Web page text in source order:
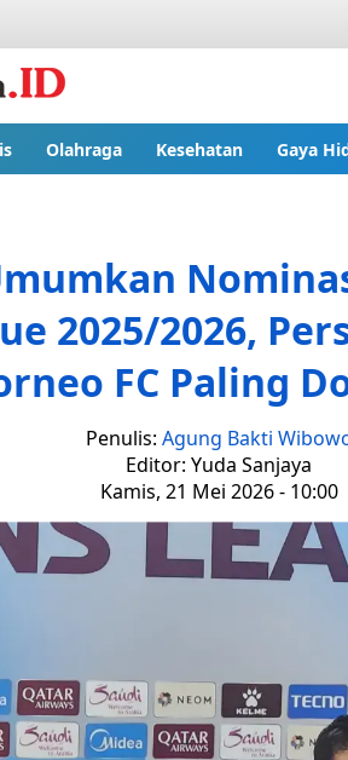
Olahraga Kesehatan Gaya
2025/2026,
FC Paling
Penulis: Agung Bakti
Editor: Yuda Sanjaya
Kamis, 21 Mei 2026 - 10:00